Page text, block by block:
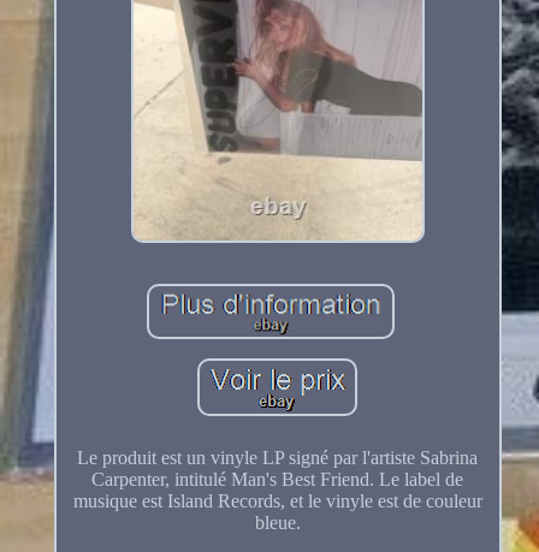
Le produit est un vinyle LP signé par l'artiste Sabrina
Carpenter, intitulé Man's Best Friend. Le label de
musique est Island Records, et le vinyle est de couleur
bleue.